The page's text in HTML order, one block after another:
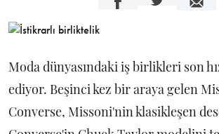
Moda dünyasındaki iş birlikleri son
ediyor. Beşinci kez bir araya gelen
Converse, Missoni'nin klasikleşen